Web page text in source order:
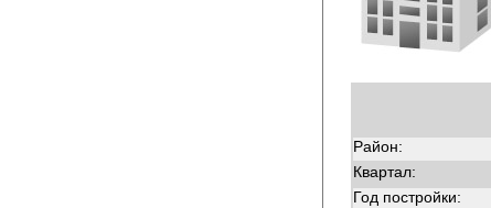
Район:
Квартал:
Год постройки: